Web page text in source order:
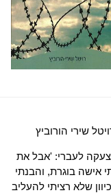
שירי הורוביץ
לעברי: 'אבל את
אישה בוגרת, והבנתי
שלא רציתי להעליב